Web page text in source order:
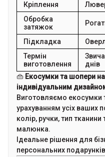
Кріплення
Обробка
затяжок
Підкладка
Термін
виготовлення
днів
👜 Екосумки та шопери
індивідуальним
Виготовляємо екосумки
урахуванням усіх ваших
колір, ручки, тип
малюнка.
Ідеальне рішення для
персональних